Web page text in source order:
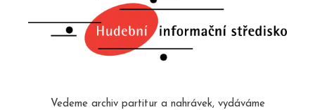
Vedeme archiv partitur a nahrávek, vydáváme